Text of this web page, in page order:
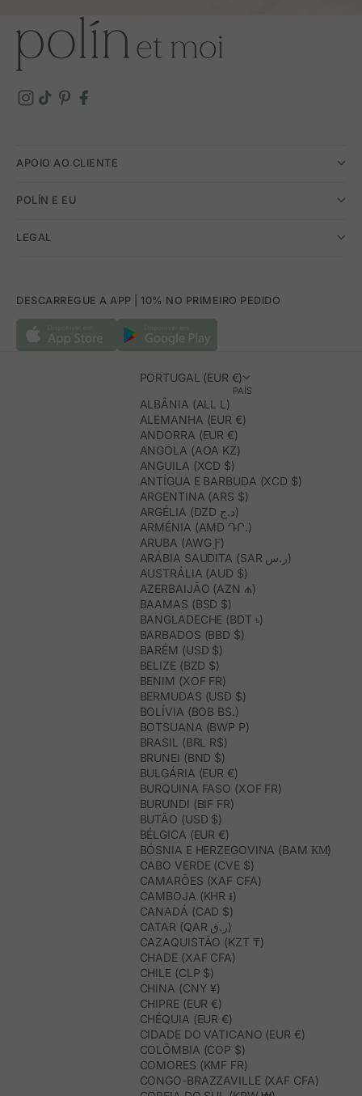
APOIO AO CLIENTE
POLÍN E EU
LEGAL
DESCARREGUE A APP | 10% NO PRIMEIRO PEDIDO
PORTUGAL (EUR €)
PAÍS
ALBÂNIA (ALL L)
ALEMANHA (EUR €)
ANDORRA (EUR €)
ANGOLA (AOA KZ)
ANGUILA (XCD $)
ANTÍGUA E BARBUDA (XCD $)
ARGENTINA (ARS $)
ARGÉLIA (DZD د.ج)
ARMÉNIA (AMD ԴՐ.)
ARUBA (AWG Ƒ)
ARÁBIA SAUDITA (SAR ر.س)
AUSTRÁLIA (AUD $)
AZERBAIJÃO (AZN ₼)
BAAMAS (BSD $)
BANGLADECHE (BDT ৳)
BARBADOS (BBD $)
BARÉM (USD $)
BELIZE (BZD $)
BENIM (XOF FR)
BERMUDAS (USD $)
BOLÍVIA (BOB BS.)
BOTSUANA (BWP P)
BRASIL (BRL R$)
BRUNEI (BND $)
BULGÁRIA (EUR €)
BURQUINA FASO (XOF FR)
BURUNDI (BIF FR)
BUTÃO (USD $)
BÉLGICA (EUR €)
BÓSNIA E HERZEGOVINA (BAM КМ)
CABO VERDE (CVE $)
CAMARÕES (XAF CFA)
CAMBOJA (KHR ៛)
CANADÁ (CAD $)
CATAR (QAR ر.ق)
CAZAQUISTÃO (KZT ₸)
CHADE (XAF CFA)
CHILE (CLP $)
CHINA (CNY ¥)
CHIPRE (EUR €)
CHÉQUIA (EUR €)
CIDADE DO VATICANO (EUR €)
COLÔMBIA (COP $)
COMORES (KMF FR)
CONGO-BRAZZAVILLE (XAF CFA)